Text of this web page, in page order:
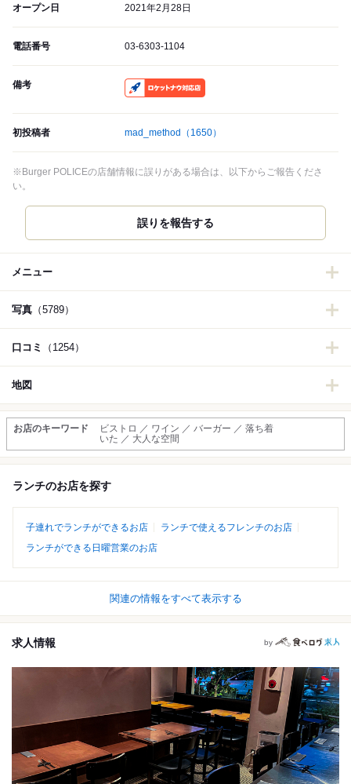
オープン日 2021年2月28日
電話番号 03-6303-1104
備考
初投稿者 mad_method （1650）
※Burger POLICEの店舗情報に誤りがある場合は、以下からご報告くださ
い。
誤りを報告する
メニュー
写真 （5789）
口コミ （1254）
地図
お店のキーワード
ビストロ ／ ワイン ／ バーガー ／ 落ち着
いた ／ 大人な空間
ランチのお店を探す
子連れでランチができるお店
ランチで使えるフレンチのお店
ランチができる日曜営業のお店
関連の情報をすべて表示する
求人情報 by